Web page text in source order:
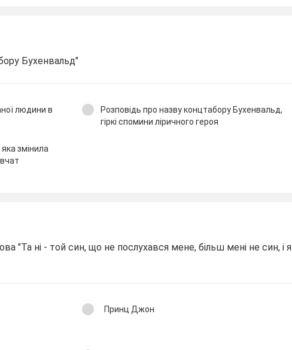
Бухенвальд"
людини в
Розповідь про назву концтабору Бухенвальд,
гіркі спомини ліричного героя
змінила
"Та ні - той син, що не послухався мене, більш мені не син, і я
Принц Джон